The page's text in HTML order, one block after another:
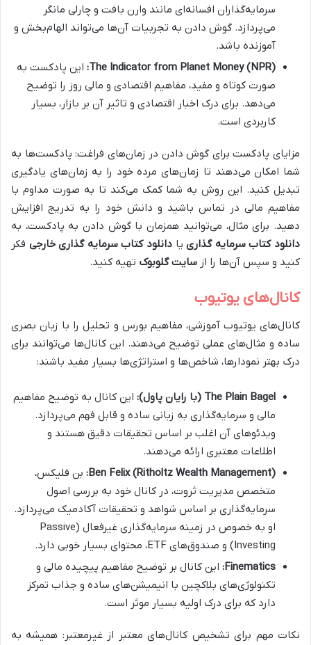
سرمایه‌گذاران افسانه‌ای مانند وارن بافت و چارلی مانگر
می‌پردازد. گوش دادن به تجربیات آن‌ها می‌تواند الهام‌بخش و
آموزنده باشد.
The Indicator from Planet Money (NPR): این پادکست به
صورت کوتاه و مفید، مفاهیم اقتصادی و مالی روز را توضیح
می‌دهد. برای درک اخبار اقتصادی و تاثیر آن بر بازار، بسیار
کاربردی است.
مزایای پادکست برای گوش دادن در زمان‌های فراغت: پادکست‌ها به
شما امکان می‌دهند تا زمان‌های مرده خود را به زمان‌های یادگیری
تبدیل کنید. این روش به شما کمک می‌کند تا به صورت مداوم با
مفاهیم مالی در تماس باشید و دانش خود را به تدریج افزایش
دهید. برای مثال، می‌توانید همزمان با گوش دادن به پادکست، به
دانلود کتاب سرمایه گذارییا دانلود کتاب سرمایه گذاری خارجی فکر
کنید و سپس آن‌ها را از سایت گلوبوک تهیه کنید.
کانال‌های یوتیوب
کانال‌های یوتیوب آموزشی، مفاهیم بورس و تحلیل را با زبان بصری
ساده و مثال‌های عملی توضیح می‌دهند. این کانال‌ها می‌توانند برای
درک بهتر نمودارها، شاخص‌ها و استراتژی‌ها بسیار مفید باشند:
The Plain Bagel (با رایان پاول):
این کانال به توضیح مفاهیم
مالی و سرمایه‌گذاری به زبانی ساده و قابل فهم می‌پردازد.
ویدئوهای آن اغلب بر اساس تحقیقات دقیق هستند و
اطلاعات معتبری ارائه می‌دهند.
Ben Felix (Ritholtz Wealth Management): بن فلیکس،
متخصص مدیریت ثروت، در کانال خود به بررسی اصول
سرمایه‌گذاری بر اساس شواهد و تحقیقات آکادمیک می‌پردازد.
او به خصوص در زمینه سرمایه‌گذاری غیرفعال (Passive
Investing) و صندوق‌های ETF، محتوای بسیار خوبی دارد.
Finematics: این کانال بر توضیح مفاهیم پیچیده مالی و
تکنولوژی‌های بلاکچین با انیمیشن‌های ساده و جذاب تمرکز
دارد که برای درک اولیه بسیار موثر است.
نکات مهم برای تشخیص کانال‌های معتبر از غیرمعتبر: همیشه به